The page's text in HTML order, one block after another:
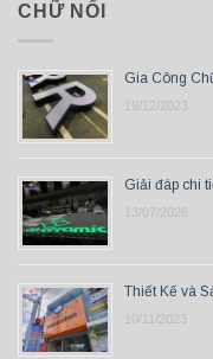
CHỮ NỔI
Gia Công
19/12/2023
Giải đáp chi
13/07/2026
Thiết Kế và
10/11/2023